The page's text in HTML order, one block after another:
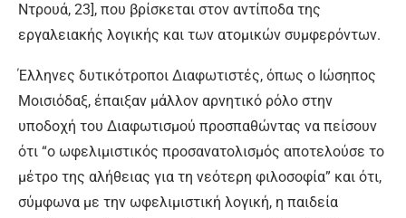
Ντρουά, 23], που βρίσκεται στον αντίποδα της
εργαλειακής λογικής και των ατομικών συμφερόντων.
Έλληνες δυτικότροποι Διαφωτιστές, όπως ο Ιώσηπος
Μοισιόδαξ, έπαιξαν μάλλον αρνητικό ρόλο στην
υποδοχή του Διαφωτισμού προσπαθώντας να πείσουν
ότι “ο ωφελιμιστικός προσανατολισμός αποτελούσε το
μέτρο της αλήθειας για τη νεότερη φιλοσοφία” και ότι,
σύμφωνα με την ωφελιμιστική λογική, η παιδεία